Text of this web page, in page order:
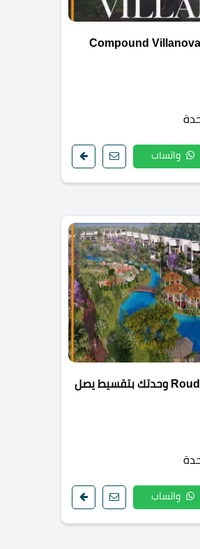
كمبوند فيلانوفا جيويل Compound Villanova
واتساب
كمبوند رودي نيو زايد Roudy وحدتك بتقسيط يصل
واتساب